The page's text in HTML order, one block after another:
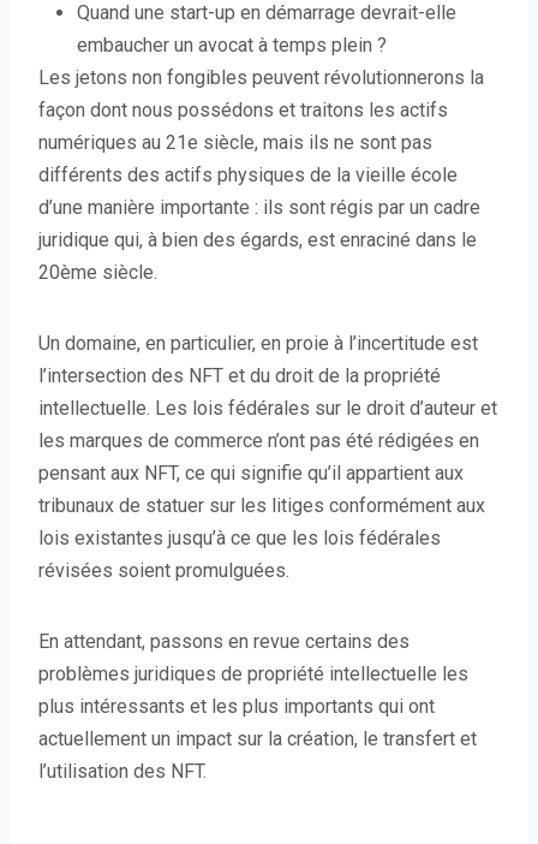
Quand une start-up en démarrage devrait-elle
embaucher un avocat à temps plein ?
Les jetons non fongibles peuvent révolutionnerons la
façon dont nous possédons et traitons les actifs
numériques au 21e siècle, mais ils ne sont pas
différents des actifs physiques de la vieille école
d’une manière importante : ils sont régis par un cadre
juridique qui, à bien des égards, est enraciné dans le
20ème siècle.
Un domaine, en particulier, en proie à l’incertitude est
l’intersection des NFT et du droit de la propriété
intellectuelle. Les lois fédérales sur le droit d’auteur et
les marques de commerce n’ont pas été rédigées en
pensant aux NFT, ce qui signifie qu’il appartient aux
tribunaux de statuer sur les litiges conformément aux
lois existantes jusqu’à ce que les lois fédérales
révisées soient promulguées.
En attendant, passons en revue certains des
problèmes juridiques de propriété intellectuelle les
plus intéressants et les plus importants qui ont
actuellement un impact sur la création, le transfert et
l’utilisation des NFT.